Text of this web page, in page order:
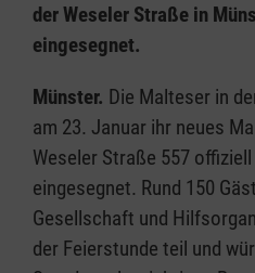
der Weseler Straße in
eingesegnet.
Münster. Die Malteser in
am 23. Januar ihr neues
Weseler Straße 557
eingesegnet. Rund 150
Gesellschaft und
der Feierstunde teil und